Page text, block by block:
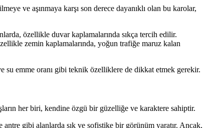
ve aşınmaya karşı son derece dayanıklı olan bu karolar,
özellikle duvar kaplamalarında sıkça tercih edilir.
zemin kaplamalarında, yoğun trafiğe maruz kalan
su emme oranı gibi teknik özelliklere de dikkat etmek gerekir.
her biri, kendine özgü bir güzelliğe ve karaktere sahiptir.
gibi alanlarda şık ve sofistike bir görünüm yaratır. Ancak,